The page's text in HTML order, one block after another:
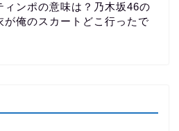
ィンポの意味は？乃木坂46の
が俺のスカートどこ行ったで